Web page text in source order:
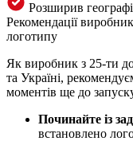
Розширив
Рекомендації
логотипу
Як виробник з 25-ти
та Україні,
моментів ще до
Починайте із
встановлено